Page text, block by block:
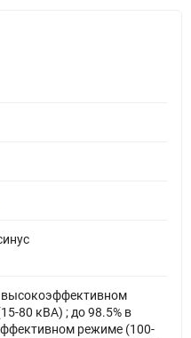
высокоэффективном
80 кВA) ; до 98.5% в
режиме (100-